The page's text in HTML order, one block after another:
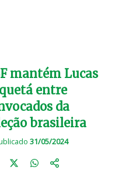
mantém Lucas
entre
da
brasileira
31/05/2024